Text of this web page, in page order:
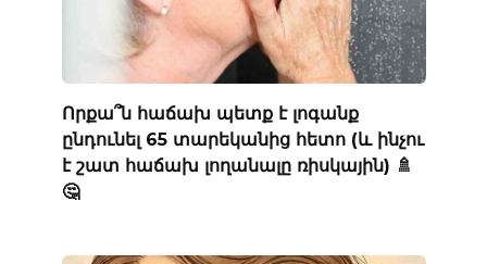
Որքա՞ն հաճախ պետք է լոգանք
ընդունել 65 տարեկանից հետո (և ինչու
է շատ հաճախ լողանալը ռիսկային) 🚿
🤔